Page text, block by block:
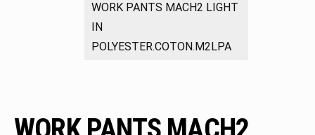
WORK PANTS MACH2 LIGHT
IN
POLYESTER.COTON.M2LPA